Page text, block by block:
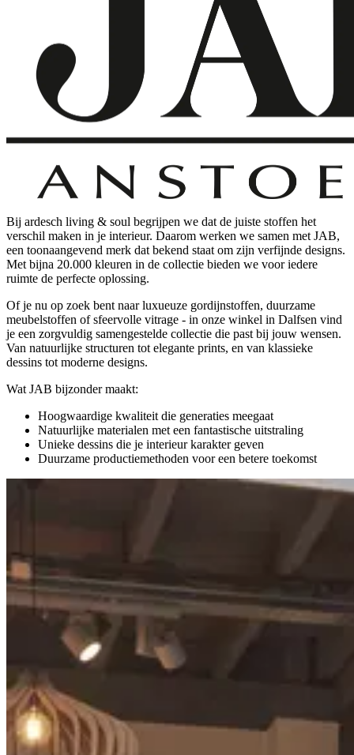
Bij ardesch living & soul begrijpen we dat de juiste stoffen het
verschil maken in je interieur. Daarom werken we samen met JAB,
een toonaangevend merk dat bekend staat om zijn verfijnde designs.
Met bijna 20.000 kleuren in de collectie bieden we voor iedere
ruimte de perfecte oplossing.
Of je nu op zoek bent naar luxueuze gordijnstoffen, duurzame
meubelstoffen of sfeervolle vitrage - in onze winkel in Dalfsen vind
je een zorgvuldig samengestelde collectie die past bij jouw wensen.
Van natuurlijke structuren tot elegante prints, en van klassieke
dessins tot moderne designs.
Wat JAB bijzonder maakt:
Hoogwaardige kwaliteit die generaties meegaat
Natuurlijke materialen met een fantastische uitstraling
Unieke dessins die je interieur karakter geven
Duurzame productiemethoden voor een betere toekomst